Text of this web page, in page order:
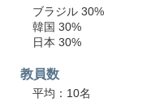
ブラジル 30%
韓国 30%
日本 30%
教員数
平均：10名